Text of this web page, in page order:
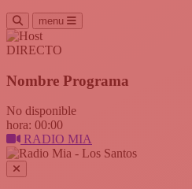
menu
DIRECTO
Nombre Programa
No disponible
hora: 00:00
RADIO MIA